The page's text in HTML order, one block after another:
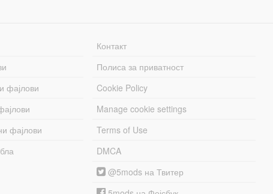
фајлови
фајлови
Контакт
Полиса за приватност
Cookie Policy
Manage cookie settings
Terms of Use
DMCA
@5mods на Твитер